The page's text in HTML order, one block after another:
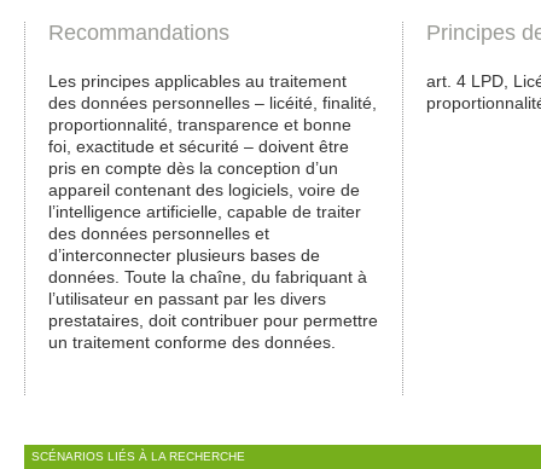
Recommandations
Les principes applicables au traitement
des données personnelles – licéité, finalité,
proportionnalité, transparence et bonne
foi, exactitude et sécurité – doivent être
pris en compte dès la conception d’un
appareil contenant des logiciels, voire de
l’intelligence artificielle, capable de traiter
des données personnelles et
d’interconnecter plusieurs bases de
données. Toute la chaîne, du fabriquant à
l’utilisateur en passant par les divers
prestataires, doit contribuer pour permettre
un traitement conforme des données.
Principes
art. 4 LPD,
SCÉNARIOS LIÉS À LA RECHERCHE